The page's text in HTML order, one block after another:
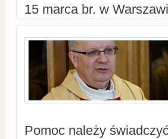
15 marca br. w
Pomoc należy